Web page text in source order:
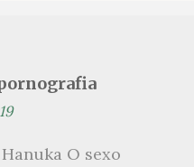
O sexo